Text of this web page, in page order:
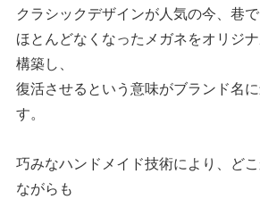
クラシックデザインが人気の今、巷
ほとんどなくなったメガネをオリジ
構築し、
復活させるという意味がブランド名
す。
巧みなハンドメイド技術により、ど
ながらも